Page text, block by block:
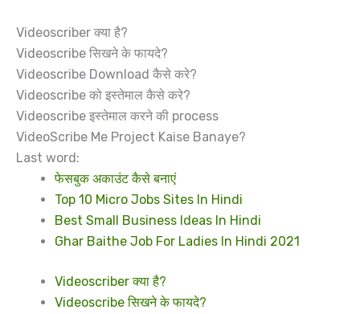
Videoscriber क्या है?
Videoscribe सिखने के फायदे?
Videoscribe Download कैसे करे?
Videoscribe को इस्तेमाल कैसे करे?
Videoscribe इस्तेमाल करने की process
VideoScribe Me Project Kaise Banaye?
Last word:
फेसबुक अकाउंट कैसे बनाएं
Top 10 Micro Jobs Sites In Hindi
Best Small Business Ideas In Hindi
Ghar Baithe Job For Ladies In Hindi 2021
Videoscriber क्या है?
Videoscribe सिखने के फायदे?